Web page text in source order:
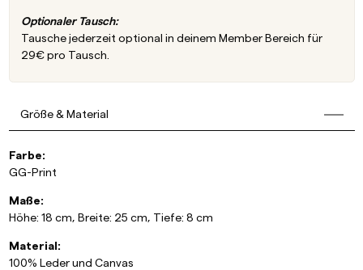
Optionaler Tausch:
Tausche jederzeit optional in deinem Member Bereich für
29€ pro Tausch.
Größe & Material
Farbe:
GG-Print
Maße:
Höhe: 18 cm, Breite: 25 cm, Tiefe: 8 cm
Material:
100% Leder und Canvas